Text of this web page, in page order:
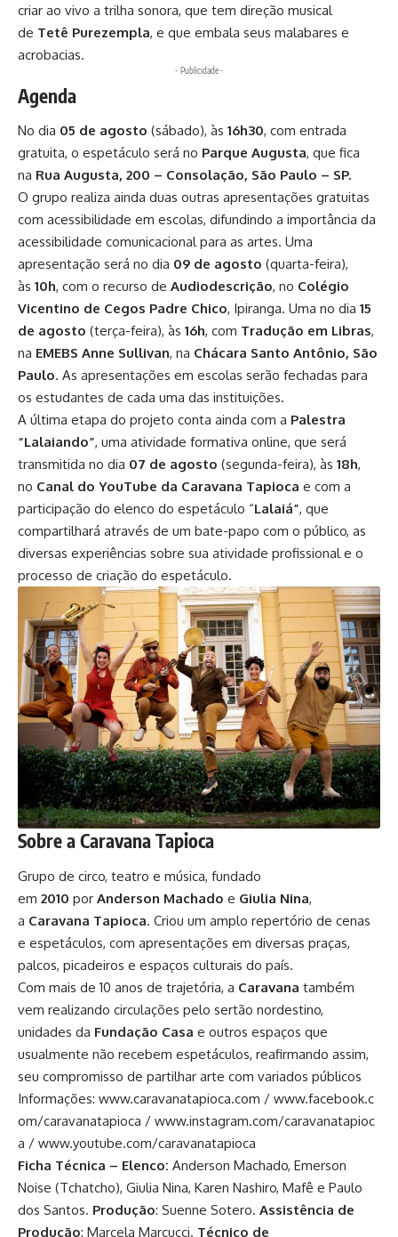
criar ao vivo a trilha sonora, que tem direção musical
de Tetê Purezempla, e que embala seus malabares e
acrobacias.
- Publicidade -
Agenda
No dia 05 de agosto (sábado), às 16h30, com entrada
gratuita, o espetáculo será no Parque Augusta, que fica
na Rua Augusta, 200 – Consolação, São Paulo – SP.
O grupo realiza ainda duas outras apresentações gratuitas
com acessibilidade em escolas, difundindo a importância da
acessibilidade comunicacional para as artes. Uma
apresentação será no dia 09 de agosto (quarta-feira),
às 10h, com o recurso de Audiodescrição, no Colégio
Vicentino de Cegos Padre Chico, Ipiranga. Uma no dia 15
de agosto (terça-feira), às 16h, com Tradução em Libras,
na EMEBS Anne Sullivan, na Chácara Santo Antônio, São
Paulo. As apresentações em escolas serão fechadas para
os estudantes de cada uma das instituições.
A última etapa do projeto conta ainda com a Palestra
“Lalaiando”, uma atividade formativa online, que será
transmitida no dia 07 de agosto (segunda-feira), às 18h,
no Canal do YouTube da Caravana Tapioca e com a
participação do elenco do espetáculo “Lalaiá”, que
compartilhará através de um bate-papo com o público, as
diversas experiências sobre sua atividade profissional e o
processo de criação do espetáculo.
Sobre a Caravana Tapioca
Grupo de circo, teatro e música, fundado
em 2010 por Anderson Machado e Giulia Nina,
a Caravana Tapioca. Criou um amplo repertório de cenas
e espetáculos, com apresentações em diversas praças,
palcos, picadeiros e espaços culturais do país.
Com mais de 10 anos de trajetória, a Caravana também
vem realizando circulações pelo sertão nordestino,
unidades da Fundação Casa e outros espaços que
usualmente não recebem espetáculos, reafirmando assim,
seu compromisso de partilhar arte com variados públicos
Informações: www.caravanatapioca.com / www.facebook.c
om/caravanatapioca / www.instagram.com/caravanatapioc
a / www.youtube.com/caravanatapioca
Ficha Técnica – Elenco: Anderson Machado, Emerson
Noise (Tchatcho), Giulia Nina, Karen Nashiro, Mafê e Paulo
dos Santos. Produção: Suenne Sotero. Assistência de
Produção: Marcela Marcucci. Técnico de